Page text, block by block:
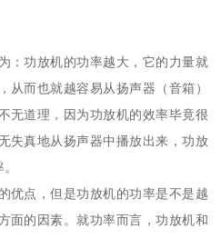
：功放机的功率越大，它的力量就
从而也就越容易从扬声器（音箱）
无道理，因为功放机的效率毕竟很
失真地从扬声器中播放出来，功放
优点，但是功放机的功率是不是越
面的因素。就功率而言，功放机和